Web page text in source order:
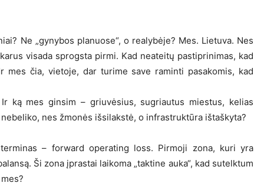
Ne „gynybos planuose“, o realybėje? Mes. Lietuva. Nes
visada sprogsta pirmi. Kad neateitų pastiprinimas, kad
mes čia, vietoje, dar turime save raminti pasakomis, kad
ką mes ginsim – griuvėsius, sugriautus miestus, kelias
nes žmonės išsilakstė, o infrastruktūra ištaškyta?
– forward operating loss. Pirmoji zona, kuri yra
Ši zona įprastai laikoma „taktine auka“, kad sutelktum